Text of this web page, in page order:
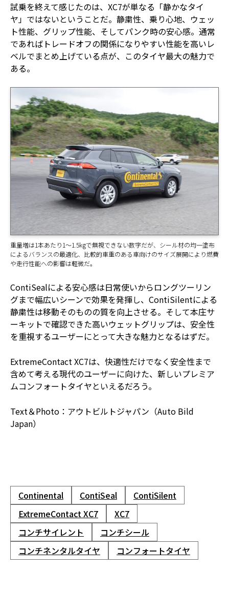
試乗を終えて感じたのは、XC7が単なる「静かなタイ
ヤ」ではないということだ。静粛性、乗り心地、ウェッ
ト性能、グリップ性能、そしてパンク時の安心感。通常
であればトレードオフの関係になりやすい性能を高いレ
ベルでまとめ上げている点が、このタイヤ最大の魅力で
ある。
重量増は1本あたり1～1.5kgで無視できない数字だが、シール材の均一塗布
によるバランスの最適化、比較的車重のある車向けのサイズ展開により燃費
や走行性能への影響は軽微だ。
ContiSealによる安心感は日常使いからロングツーリン
グまで幅広いシーンで効果を発揮し、ContiSilentによる
静粛性は移動そのものの質を向上させる。そして本庄サ
ーキットで確認できた高いウェットグリップは、安全性
を重視するユーザーにとって大きな魅力となるはずだ。
ExtremeContact XC7は、快適性だけでなく安全性まで
含めて考える現代のユーザーに向けた、新しいプレミア
ムコンフォートタイヤといえるだろう。
Text＆Photo：アウトビルトジャパン（Auto Bild
Japan）
Continental ContiSeal
ContiSilent
ExtremeContact XC7
XC7
コンチサイレント
コンチシール
コンチネンタルタイヤ
コンフォートタイヤ